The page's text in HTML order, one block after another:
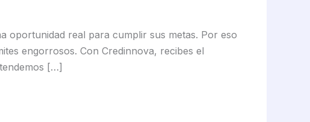
oportunidad real para cumplir sus metas. Por eso
engorrosos. Con Credinnova, recibes el
[…]